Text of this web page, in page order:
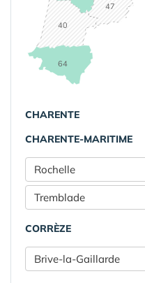
40
47
64
CHARENTE
CHARENTE-MARITIME
Rochelle
Tremblade
CORRÈZE
Brive-la-Gaillarde